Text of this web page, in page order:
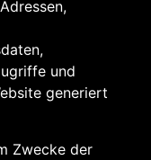
und
generiert
Zwecke der